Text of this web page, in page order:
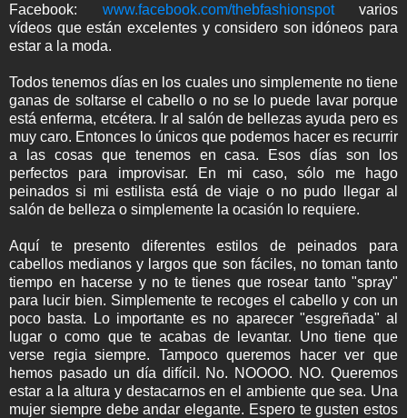
Facebook: www.facebook.com/thebfashionspotvarios
vídeos que están excelentes y considero son idóneos para
estar a la moda.
Todos tenemos días en los cuales uno simplemente no tiene
ganas de soltarse el cabello o no se lo puede lavar porque
está enferma, etcétera. Ir al salón de bellezas ayuda pero es
muy caro. Entonces lo únicos que podemos hacer es recurrir
a las cosas que tenemos en casa. Esos días son los
perfectos para improvisar. En mi caso, sólo me hago
peinados si mi estilista está de viaje o no pudo llegar al
salón de belleza o simplemente la ocasión lo requiere.
Aquí te presento diferentes estilos de peinados para
cabellos medianos y largos que son fáciles, no toman tanto
tiempo en hacerse y no te tienes que rosear tanto "spray"
para lucir bien. Simplemente te recoges el cabello y con un
poco basta. Lo importante es no aparecer "esgreñada" al
lugar o como que te acabas de levantar. Uno tiene que
verse regia siempre. Tampoco queremos hacer ver que
hemos pasado un día difícil. No. NOOOO. NO. Queremos
estar a la altura y destacarnos en el ambiente que sea. Una
mujer siempre debe andar elegante. Espero te gusten estos